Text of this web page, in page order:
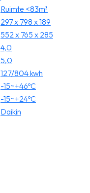
Ruimte <83m³
297 x 798 x 189
552 x 765 x 285
4,0
5,0
127/804 kwh
-15~+46ºC
-15~+24ºC
Daikin